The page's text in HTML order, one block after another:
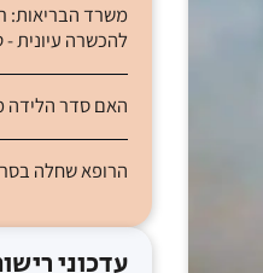
משרד הבריאות:
להכשרה עיונית
האם סדר הלידה
הרופא שחלה
עדכוני